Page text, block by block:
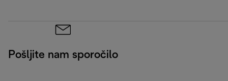
Pošljite nam sporočilo